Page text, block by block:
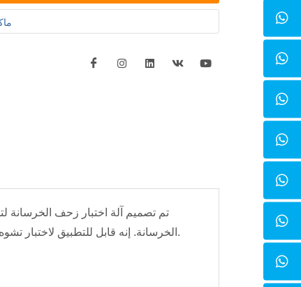
تم تصميم آلة اختبار زحف الخرسانة
الخرسانة. إنه قابل للتطبيق لاختبار تشوه زحف الخرسانة تحت ضغط أحادي الاتجاه عند درجة حرارة ثابتة في بيئة خالية من الرطوبة.